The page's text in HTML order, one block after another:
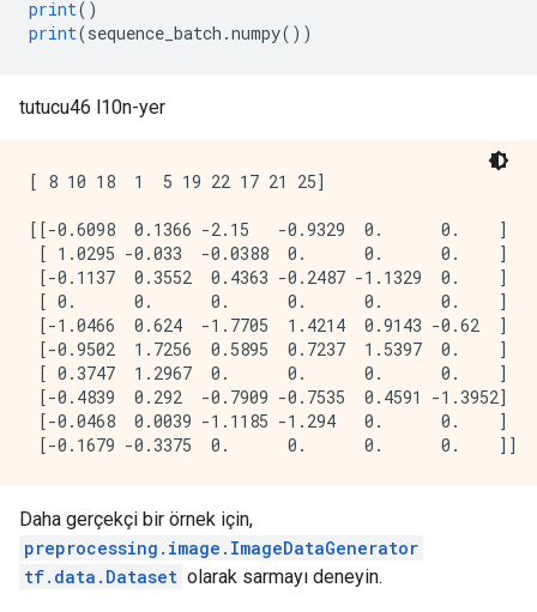
print()
print(sequence_batch .numpy())
tutucu46 l10n-yer
[ 8 10 18  1  5 19 22 17 21 25]
[[-0.6098  0.1366 -2.15   -0.9329  0.      0.    ]
[ 1.0295 -0.033  -0.0388  0.      0.      0.    ]
[-0.1137  0.3552  0.4363 -0.2487 -1.1329  0.    ]
[ 0.      0.      0.      0.      0.      0.    ]
[-1.0466  0.624  -1.7705  1.4214  0.9143 -0.62  ]
[-0.9502  1.7256  0.5895  0.7237  1.5397  0.    ]
[ 0.3747  1.2967  0.      0.      0.      0.    ]
[-0.4839  0.292  -0.7909 -0.7535  0.4591 -1.3952]
[-0.0468  0.0039 -1.1185 -1.294   0.      0.    ]
Daha gerçekçi bir örnek için,
preprocessing.image.ImageDataGenerator
tf.data.Dataset olarak sarmayı deneyin.